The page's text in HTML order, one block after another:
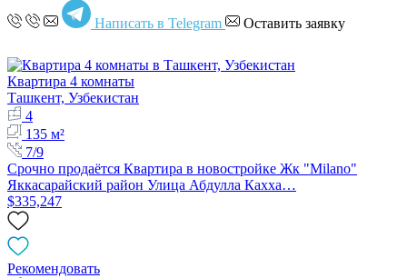
Написать в Telegram Оставить заявку
Квартира 4 комнаты
Ташкент, Узбекистан
4
135 м²
7/9
Срочно продаётся Квартира в новостройке Жк "Milano"
Яккасарайский район Улица Абдулла Кахха…
$335,247
Рекомендовать